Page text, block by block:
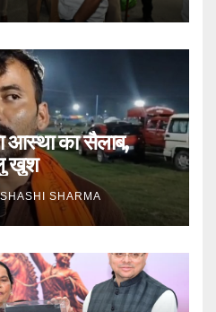
आस्था का सैलाब,
खुश
SHASHI SHARMA